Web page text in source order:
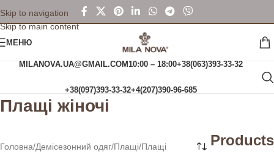
Skip to navigation
Skip to main content
МЕНЮ
MILANOVA.UA@GMAIL.COM10:00 – 18:00+38(063)393-33-32
+38(097)393-33-32+4(207)390-96-685
Плащі жіночі
Головна Демісезонний одяг Плащі Плащі Products